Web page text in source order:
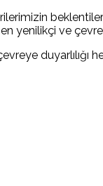
yenilikçi ve
duyarlılığı